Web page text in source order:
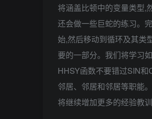
将涵盖比顿中的变量类型,
还会做一些巨蛇的练习。
始,然后移动到循环及其类
要的一部分。我们将学习
HHSY函数不要错过SIN
邻居、邻居和邻居等职能
将继续增加更多的经验教